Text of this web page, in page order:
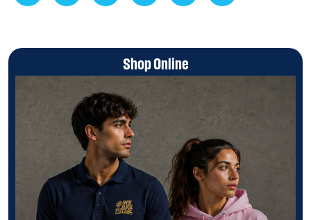
Shop Online